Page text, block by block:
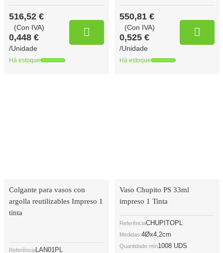
516,52 €
(Con IVA)
0,448 €
/Unidade
Há estoque
550,81 €
(Con IVA)
0,525 €
/Unidade
Há estoque
Colgante para vasos con
argolla reutilizables Impreso 1
tinta
ReferênciaLAN01PL
Vaso Chupito PS 33ml
impreso 1 Tinta
ReferênciaCHUPITOPL
Medidas:4Øx4,2cm
Quantidade mín1008 UDS